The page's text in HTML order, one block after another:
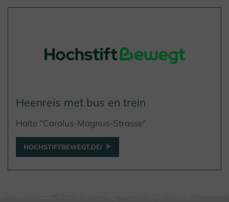
Heenreis met bus en trein
Halte "Carolus-Magnus-Strasse"
HOCHSTIFTBEWEGT.DE/